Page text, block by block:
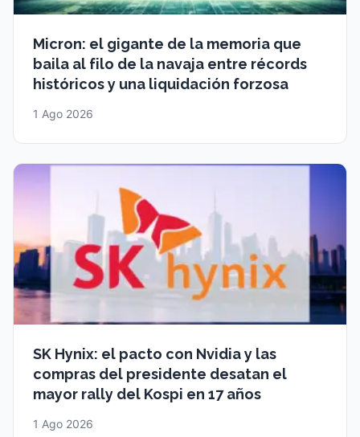
Micron: el gigante de la memoria que
baila al filo de la navaja entre récords
históricos y una liquidación forzosa
1 Ago 2026
SK Hynix: el pacto con Nvidia y las
compras del presidente desatan el
mayor rally del Kospi en 17 años
1 Ago 2026